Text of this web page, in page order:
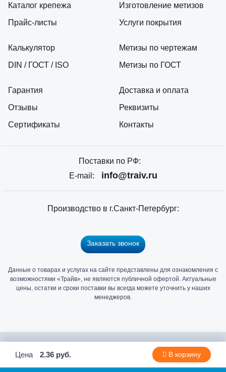
Цена 2.36 руб. В корзину
Каталог крепежа
Прайс-листы
Калькулятор
DIN / ГОСТ / ISO
Гарантия
Отзывы
Сертификаты
Изготовление метизов
Услуги покрытия
Метизы по чертежам
Метизы по ГОСТ
Доставка и оплата
Реквизиты
Контакты
Поставки по РФ:
E-mail:
info@traiv.ru
Производство в г.Санкт-Петербург:
Заказать звонок
Данные о товарах и услугах на сайте представлены для ознакомления с
возможностями «Трайв», не являются публичной офертой. Актуальные
цены, остатки и сроки поставки вы всегда можете уточнить у наших
менеджеров.
Главный
в
Петербурге
2006 - 2026 © Компания «Трайв» производитель и дистрибьютор